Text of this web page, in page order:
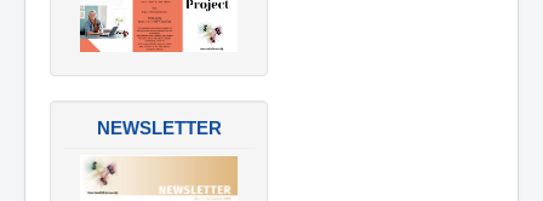
CONTACTOS
NEWSLETTER